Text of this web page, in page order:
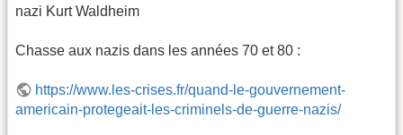
nazi Kurt Waldheim
Chasse aux nazis dans les années 70 et 80 :
https://www.les-crises.fr/quand-le-gouvernement-
americain-protegeait-les-criminels-de-guerre-nazis/